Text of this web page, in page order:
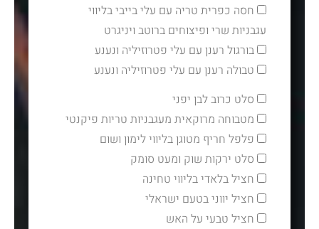
חסה כפרית טריה עם עלי בייבי בליווי
עגבניות שרי ופיצוחים ברוטב ויניגרט
בורגול רענן עם עלי פטרוזיליה ונענע
טבולה רענן עם עלי פטרוזיליה ונענע
סלט כרוב לבן יפני
מטבוחה מרוקאית מעגבניות טריות פיקנטי
פלפל חריף מטוגן בליווי לימון ושום
סלט ירקות שוק ומעט סומק
חציל בלאדי בליווי טחינה
חציל יווני בטעם ישראלי
חציל טבעי על האש